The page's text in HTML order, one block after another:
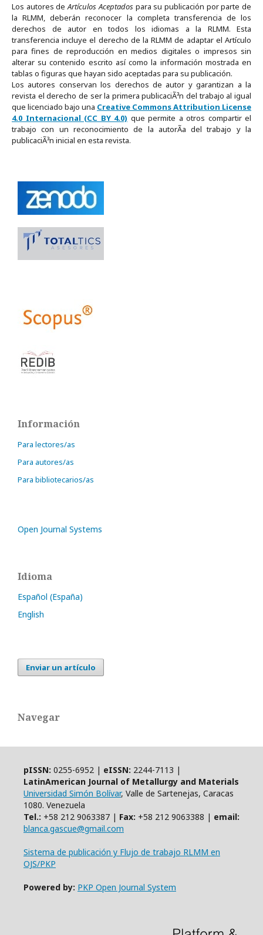
Los autores deArtículos Aceptadospara su publicación por parte de
la RLMM, deberán reconocer la completa transferencia de los
derechos de autor en todos los idiomas a la RLMM. Esta
transferencia incluye el derecho de la RLMM de adaptar el Artículo
para fines de reproducción en medios digitales o impresos sin
alterar su contenido escrito así como la información mostrada en
tablas o figuras que hayan sido aceptadas para su publicación.
Los autores conservan los derechos de autor y garantizan a la
revista el derecho de ser la primera publicaciÃ³n del trabajo al igual
que licenciado bajo una Creative Commons Attribution License
4.0 Internacional (CC BY 4.0) que permite a otros compartir el
trabajo con un reconocimiento de la autorÃ­a del trabajo y la
publicaciÃ³n inicial en esta revista.
Información
Para lectores/as
Para autores/as
Para bibliotecarios/as
Open Journal Systems
Idioma
Español (España)
English
Enviar un artículo
Navegar
pISSN: 0255-6952 | eISSN: 2244-7113 |
LatinAmerican Journal of Metallurgy and Materials
Universidad Simón Bolívar, Valle de Sartenejas, Caracas
1080. Venezuela
Tel.: +58 212 9063387 | Fax: +58 212 9063388 | email:
blanca.gascue@gmail.com
Sistema de publicación y Flujo de trabajo RLMM en
OJS/PKP
Powered by: PKP Open Journal System